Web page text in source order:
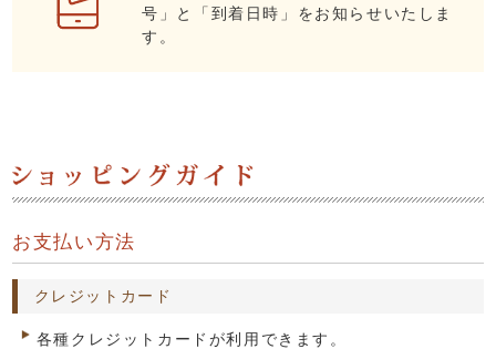
号」と「到着日時」をお知らせいたしま
す。
お支払い方法
クレジットカード
各種クレジットカードが利用できます。